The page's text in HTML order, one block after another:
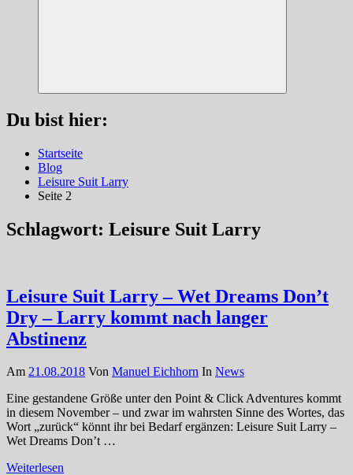
Suchen
Du bist hier:
Startseite
Blog
Leisure Suit Larry
Seite 2
Schlagwort: Leisure Suit Larry
Leisure Suit Larry – Wet Dreams Don’t
Dry – Larry kommt nach langer
Abstinenz
Am 21.08.2018 Von Manuel Eichhorn In News
Eine gestandene Größe unter den Point & Click Adventures kommt
in diesem November – und zwar im wahrsten Sinne des Wortes, das
Wort „zurück“ könnt ihr bei Bedarf ergänzen: Leisure Suit Larry –
Wet Dreams Don’t …
Weiterlesen